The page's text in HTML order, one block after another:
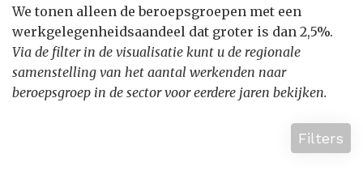
We tonen alleen de beroepsgroepen met een
werkgelegenheidsaandeel dat groter is dan 2,5%.
Via de filter in de visualisatie kunt u de regionale
samenstelling van het aantal werkenden naar
beroepsgroep in de sector voor eerdere jaren bekijken.
Filters